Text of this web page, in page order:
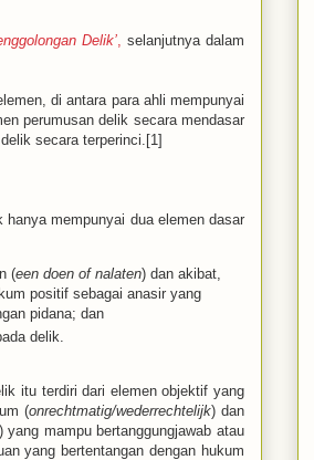
Delik’ selanjutnya dalam
di antara para ahli mempunyai
perumusan delik secara mendasar
secara terperinci.[1]
mempunyai dua elemen dasar
(een doen of nalaten) dan akibat,
positif sebagai anasir yang
pidana; dan
delik.
itu terdiri dari elemen objektif yang
(onrechtmatig/wederrechtelijk) dan
yang mampu bertanggungjawab atau
yang bertentangan dengan hukum